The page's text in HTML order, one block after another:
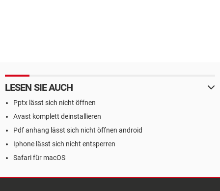
LESEN SIE AUCH
Pptx lässt sich nicht öffnen
Avast komplett deinstallieren
Pdf anhang lässt sich nicht öffnen android
Iphone lässt sich nicht entsperren
Safari für macOS